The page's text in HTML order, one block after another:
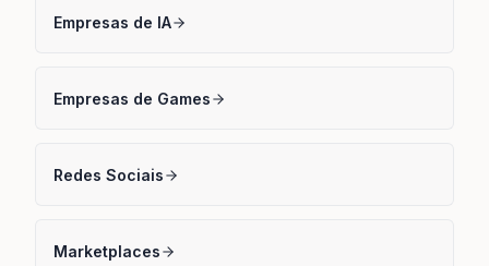
Empresas de IA
Empresas de Games
Redes Sociais
Marketplaces